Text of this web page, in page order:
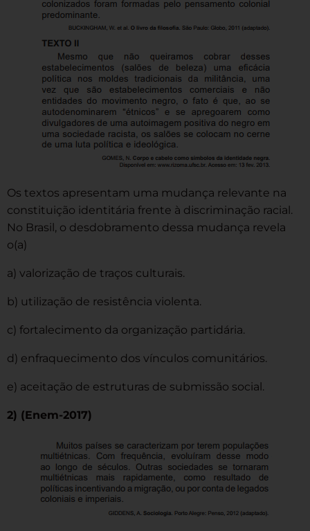
Os textos apresentam uma mudança relevante na
constituição identitária frente à discriminação racial.
No Brasil, o desdobramento dessa mudança revela
o(a)
a) valorização de traços culturais.
b) utilização de resistência violenta.
c) fortalecimento da organização partidária.
d) enfraquecimento dos vínculos comunitários.
e) aceitação de estruturas de submissão social.
2) (Enem-2017)